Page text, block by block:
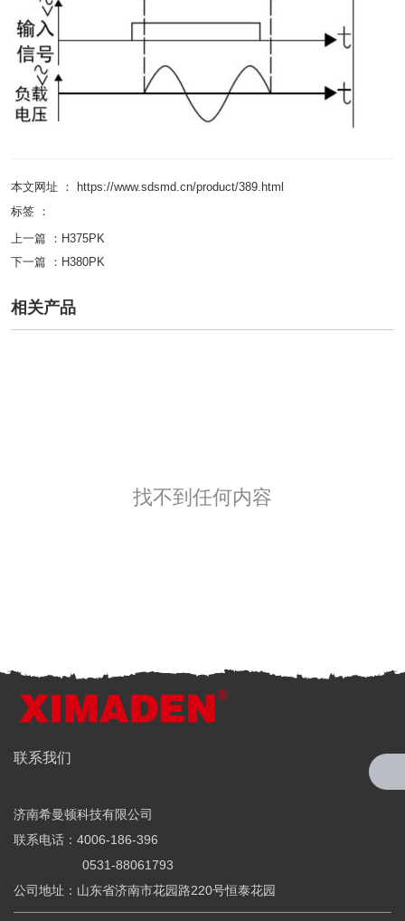
本文网址 ： https://www.sdsmd.cn/product/389.html
标签 ：
上一篇 ： H375PK
下一篇 ： H380PK
相关产品
找不到任何内容
全国服务热线
联系我们
济南希曼顿科技有限公司
联系电话：4006-186-396
0531-88061793
公司地址：山东省济南市花园路220号恒泰花园